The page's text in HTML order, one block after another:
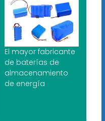
El mayor fabricante
de baterías de
almacenamiento
de energía